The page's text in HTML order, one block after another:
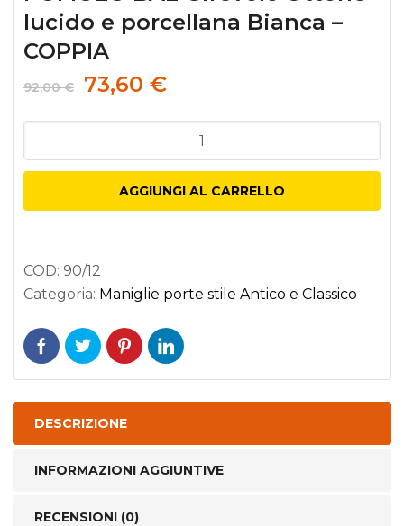
lucido e porcellana Bianca –
COPPIA
92,00€ 73,60 €
BAL
Ottone
porcellana
-
COPPIA
quantità
AGGIUNGI AL CARRELLO
COD: 90/12
Categoria: Maniglie porte stile Antico e Classico
DESCRIZIONE
INFORMAZIONI AGGIUNTIVE
RECENSIONI (0)